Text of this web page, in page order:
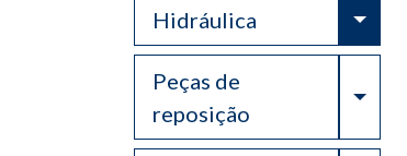
Hidráulica
Peças de
reposição